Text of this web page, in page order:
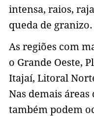
intensa, raios,
queda de granizo.
As regiões com
o Grande Oeste,
Itajaí, Litoral
Nas demais
também podem